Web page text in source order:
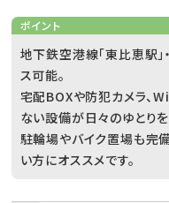
ポイント
地下鉄空港線「東比恵駅」
ス可能。
宅配BOXや防犯カメラ、
ない設備が日々のゆとりを
駐輪場やバイク置場も完
い方にオススメです。